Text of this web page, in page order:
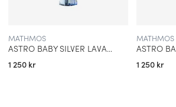
MATHMOS
ASTRO BABY SILVER LAVALAMPA LILA MED TURKOS LAVA
1 250 kr
MATHMOS
1 250 kr